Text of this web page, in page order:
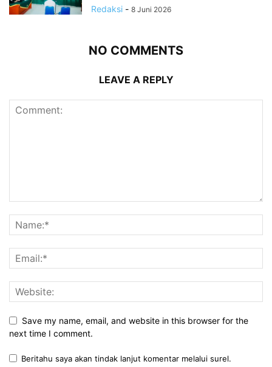
Redaksi - 8 Juni 2026
NO COMMENTS
LEAVE A REPLY
Save my name, email, and website in this browser for the
next time I comment.
Beritahu saya akan tindak lanjut komentar melalui surel.